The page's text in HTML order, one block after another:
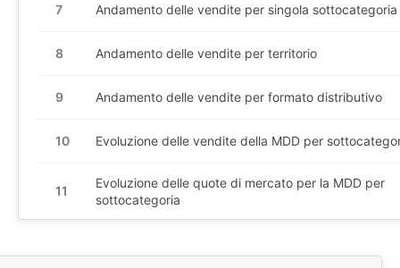
7 Andamento delle vendite per singola sottocategoria
8 Andamento delle vendite per territorio
9 Andamento delle vendite per formato distributivo
10 Evoluzione delle vendite della MDD per
11
Evoluzione delle quote di mercato per la MDD per
sottocategoria